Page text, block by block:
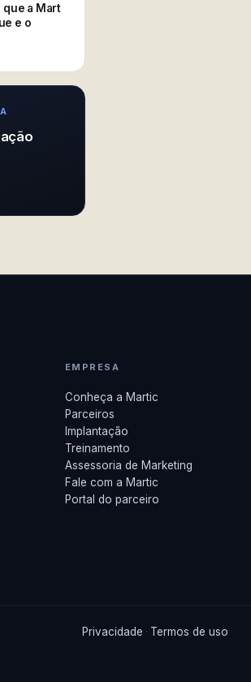
que a Mart
e o
EMPRESA
Conheça a Martic
Parceiros
Implantação
Treinamento
Assessoria de Marketing
Fale com a Martic
Portal do parceiro
Privacidade · Termos de uso